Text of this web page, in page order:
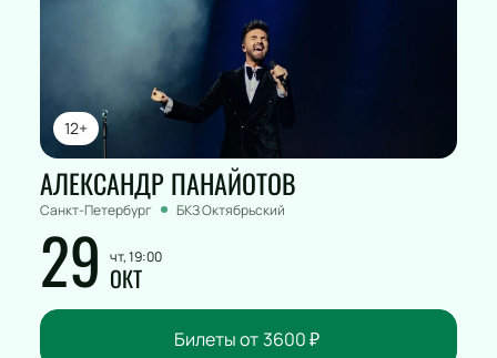
12+
АЛЕКСАНДР ПАНАЙОТОВ
Санкт-Петербург БКЗ Октябрьский
29 чт, 19:00
ОКТ
Билеты от 3600₽